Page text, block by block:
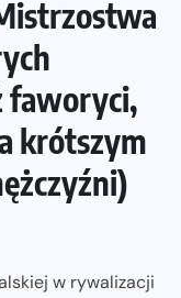
faworyci,
krótszym
w rywalizacji